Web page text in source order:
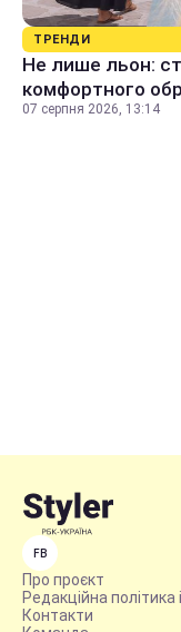
ТРЕНДИ
Не лише льон:
комфортного
07 серпня 2026, 13:14
FB
Про проєкт
Редакційна політика
Контакти